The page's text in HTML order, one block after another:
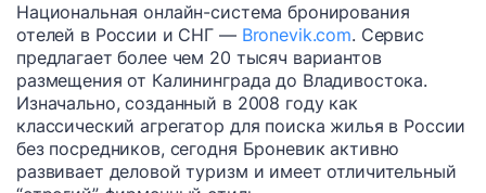
Национальная онлайн-система бронирования
отелей в России и СНГ — Bronevik.com. Сервис
предлагает более чем 20 тысяч вариантов
размещения от Калининграда до Владивостока.
Изначально, созданный в 2008 году как
классический агрегатор для поиска жилья в России
без посредников, сегодня Броневик активно
развивает деловой туризм и имеет отличительный